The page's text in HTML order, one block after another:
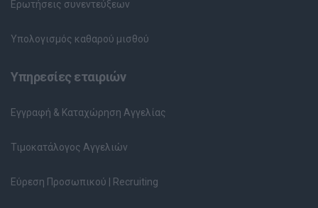
Ερωτήσεις συνεντεύξεων
Υπολογισμός καθαρού μισθού
Υπηρεσίες εταιριών
Εγγραφή & Καταχώρηση Αγγελίας
Τιμοκατάλογος Αγγελιών
Εύρεση Προσωπικού | Recruiting